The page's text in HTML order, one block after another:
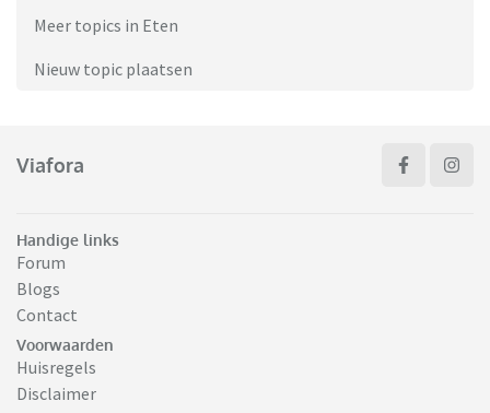
Meer topics in Eten
Nieuw topic plaatsen
Viafora
Handige links
Forum
Blogs
Contact
Voorwaarden
Huisregels
Disclaimer